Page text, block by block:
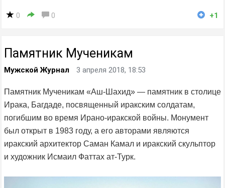
0 0 +1
Памятник Мученикам
Мужской Журнал 3 апреля 2018, 18:53
Памятник Мученикам «Аш-Шахид» — памятник в столице
Ирака, Багдаде, посвященный иракским солдатам,
погибшим во время Ирано-иракской войны. Монумент
был открыт в 1983 году, а его авторами являются
иракский архитектор Саман Камал и иракский скульптор
и художник Исмаил Фаттах ат-Турк.